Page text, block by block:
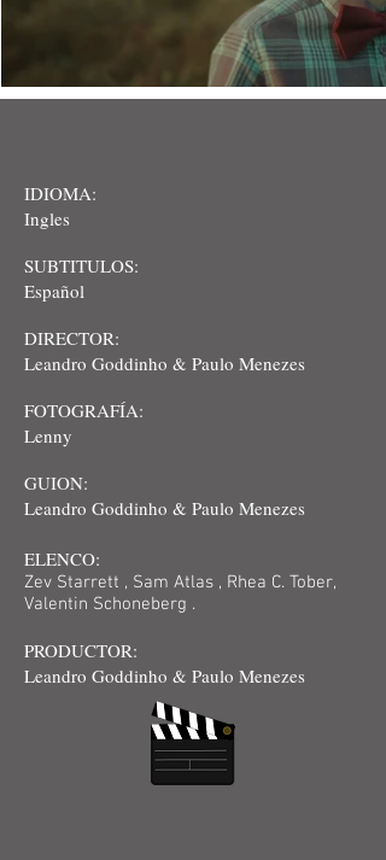
IDIOMA:
Ingles
SUBTITULOS:
Español
DIRECTOR:
Leandro Goddinho & Paulo Menezes
FOTOGRAFÍA:
Lenny
GUION:
Leandro Goddinho & Paulo Menezes
ELENCO:
Zev Starrett , Sam Atlas , Rhea C. Tober,
Valentin Schoneberg .
PRODUCTOR:
Leandro Goddinho & Paulo Menezes